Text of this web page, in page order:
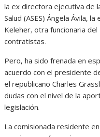
la ex directora ejecutiva de
Salud (ASES) Ángela Ávila,
Keleher, otra funcionaria
contratistas.
Pero, ha sido frenada en
acuerdo con el presidente
el republicano Charles
dudas con el nivel de la
legislación.
La comisionada residente